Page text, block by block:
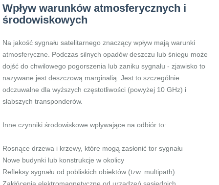
Wpływ warunków atmosferycznych i
środowiskowych
Na jakość sygnału satelitarnego znaczący wpływ mają warunki
atmosferyczne. Podczas silnych opadów deszczu lub śniegu może
dojść do chwilowego pogorszenia lub zaniku sygnału - zjawisko to
nazywane jest deszczową marginalią. Jest to szczególnie
odczuwalne dla wyższych częstotliwości (powyżej 10 GHz) i
słabszych transponderów.
Inne czynniki środowiskowe wpływające na odbiór to:
Rosnące drzewa i krzewy, które mogą zasłonić tor sygnału
Nowe budynki lub konstrukcje w okolicy
Refleksy sygnału od pobliskich obiektów (tzw. multipath)